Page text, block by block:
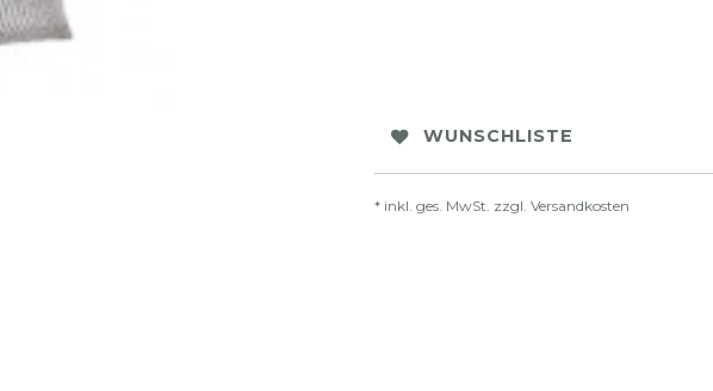
WUNSCHLISTE
* inkl. ges. MwSt. zzgl. Versandkosten